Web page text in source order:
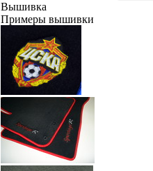
Вышивка
Примеры вышивки